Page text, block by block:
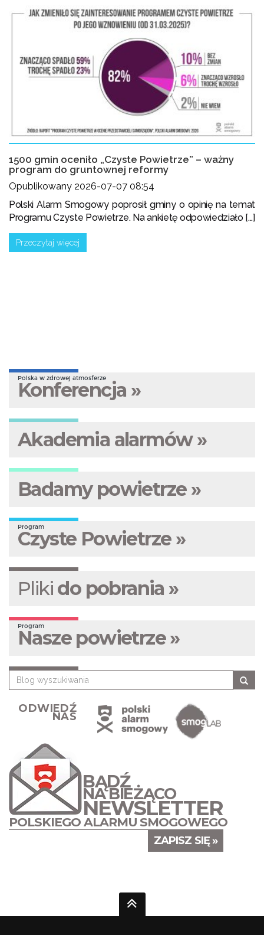
1500 gmin oceniło „Czyste Powietrze” – ważny
program do gruntownej reformy
Opublikowany 2026-07-07 08:54
Polski Alarm Smogowy poprosił gminy o opinię na temat
Programu Czyste Powietrze. Na ankietę odpowiedziało [...]
Przeczytaj więcej
Polska w zdrowej atmosferze
Konferencja »
Akademia alarmów »
Badamy powietrze »
Program
Czyste Powietrze »
Pliki do pobrania »
Program
Nasze powietrze »
ODWIEDŹ
NAS
BĄDŹ
NA BIEŻĄCO
NEWSLETTER
POLSKIEGO ALARMU SMOGOWEGO
ZAPISZ SIĘ »